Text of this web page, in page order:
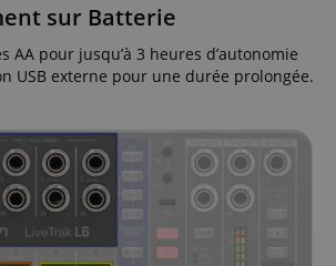
sur Batterie
AA pour jusqu’à 3 heures d’autonomie
USB externe pour une durée prolongée.